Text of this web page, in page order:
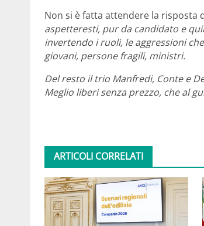
Non si è fatta attendere la risposta
aspetteresti, pur da candidato e
invertendo i ruoli, le aggressioni
giovani, persone fragili, ministri.
Del resto il trio Manfredi, Conte e
Meglio liberi senza prezzo, che al
ARTICOLI CORRELATI